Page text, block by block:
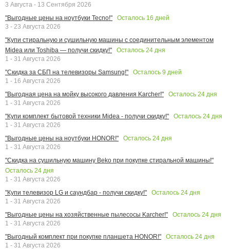
3 Августа - 13 Сентября 2026
"Выгодные цены на ноутбуки Tecno!"
Осталось 16 дней
3 - 23 Августа 2026
"Купи стиральную и сушильную машины с соединительным элементом
Midea или Toshiba — получи скидку!"
Осталось 24 дня
1 - 31 Августа 2026
"Скидка за СБП на телевизоры Samsung!"
Осталось 9 дней
1 - 16 Августа 2026
"Выгодная цена на мойку высокого давления Karcher!"
Осталось 24 дня
1 - 31 Августа 2026
"Купи комплект бытовой техники Midea - получи скидку!"
Осталось 24 дня
1 - 31 Августа 2026
"Выгодные цены на ноутбуки HONOR!"
Осталось 24 дня
1 - 31 Августа 2026
"Скидка на сушильную машину Beko при покупке стиральной машины!"
Осталось 24 дня
1 - 31 Августа 2026
"Купи телевизор LG и саундбар - получи скидку!"
Осталось 24 дня
1 - 31 Августа 2026
"Выгодные цены на хозяйственные пылесосы Karcher!"
Осталось 24 дня
1 - 31 Августа 2026
"Выгодный комплект при покупке планшета HONOR!"
Осталось 24 дня
1 - 31 Августа 2026